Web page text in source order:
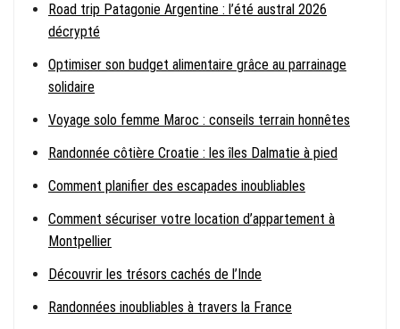
Road trip Patagonie Argentine : l’été austral 2026
décrypté
Optimiser son budget alimentaire grâce au parrainage
solidaire
Voyage solo femme Maroc : conseils terrain honnêtes
Randonnée côtière Croatie : les îles Dalmatie à pied
Comment planifier des escapades inoubliables
Comment sécuriser votre location d’appartement à
Montpellier
Découvrir les trésors cachés de l’Inde
Randonnées inoubliables à travers la France